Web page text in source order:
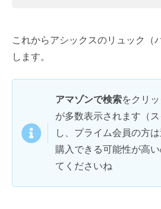
これからアシックスのリュック（
します。
アマゾンで検索をクリ
が多数表示されます（
し、プライム会員の方
購入できる可能性が高
てくださいね